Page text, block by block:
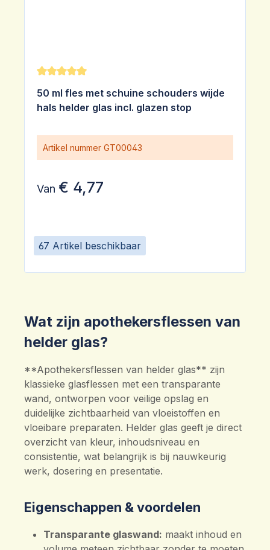
67 Artikel beschikbaar
Gemiddelde waardering van 5 van 5 sterren
50 ml fles met schuine schouders wijde
hals helder glas incl. glazen stop
Artikel nummer GT00043
Van € 4,77
Wat zijn apothekersflessen van
helder glas?
**Apothekersflessen van helder glas** zijn
klassieke glasflessen met een transparante
wand, ontworpen voor veilige opslag en
duidelijke zichtbaarheid van vloeistoffen en
vloeibare preparaten. Helder glas geeft je direct
overzicht van kleur, inhoudsniveau en
consistentie, wat belangrijk is bij nauwkeurig
werk, dosering en presentatie.
Eigenschappen & voordelen
Transparante glaswand: maakt inhoud en